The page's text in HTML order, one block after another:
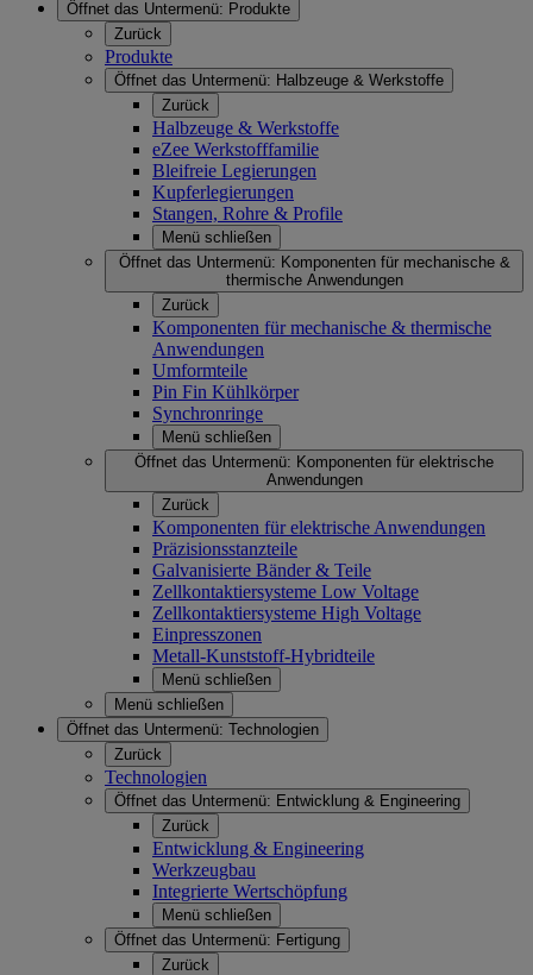
Öffnet das Untermenü: Produkte
Zurück
Produkte
Öffnet das Untermenü: Halbzeuge & Werkstoffe
Zurück
Halbzeuge & Werkstoffe
eZee Werkstofffamilie
Bleifreie Legierungen
Kupferlegierungen
Stangen, Rohre & Profile
Menü schließen
Öffnet das Untermenü: Komponenten für mechanische &
thermische Anwendungen
Zurück
Komponenten für mechanische & thermische
Anwendungen
Umformteile
Pin Fin Kühlkörper
Synchronringe
Menü schließen
Öffnet das Untermenü: Komponenten für elektrische
Anwendungen
Zurück
Komponenten für elektrische Anwendungen
Präzisionsstanzteile
Galvanisierte Bänder & Teile
Zellkontaktiersysteme Low Voltage
Zellkontaktiersysteme High Voltage
Einpresszonen
Metall-Kunststoff-Hybridteile
Menü schließen
Menü schließen
Öffnet das Untermenü: Technologien
Zurück
Technologien
Öffnet das Untermenü: Entwicklung & Engineering
Zurück
Entwicklung & Engineering
Werkzeugbau
Integrierte Wertschöpfung
Menü schließen
Öffnet das Untermenü: Fertigung
Zurück